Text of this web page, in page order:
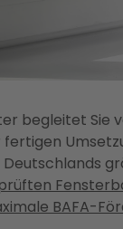
begleitet Sie
fertigen
Deutschlands
BAFA-